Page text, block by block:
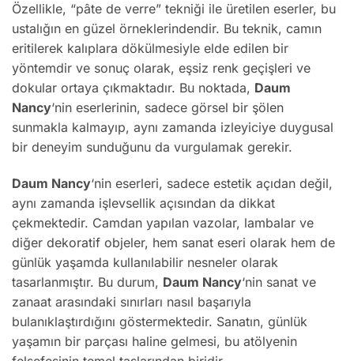
Özellikle, “pâte de verre” tekniği ile üretilen eserler, bu
ustalığın en güzel örneklerindendir. Bu teknik, camın
eritilerek kalıplara dökülmesiyle elde edilen bir
yöntemdir ve sonuç olarak, eşsiz renk geçişleri ve
dokular ortaya çıkmaktadır. Bu noktada, Daum
Nancy‘nin eserlerinin, sadece görsel bir şölen
sunmakla kalmayıp, aynı zamanda izleyiciye duygusal
bir deneyim sunduğunu da vurgulamak gerekir.
Daum Nancy‘nin eserleri, sadece estetik açıdan değil,
aynı zamanda işlevsellik açısından da dikkat
çekmektedir. Camdan yapılan vazolar, lambalar ve
diğer dekoratif objeler, hem sanat eseri olarak hem de
günlük yaşamda kullanılabilir nesneler olarak
tasarlanmıştır. Bu durum, Daum Nancy‘nin sanat ve
zanaat arasındaki sınırları nasıl başarıyla
bulanıklaştırdığını göstermektedir. Sanatın, günlük
yaşamın bir parçası haline gelmesi, bu atölyenin